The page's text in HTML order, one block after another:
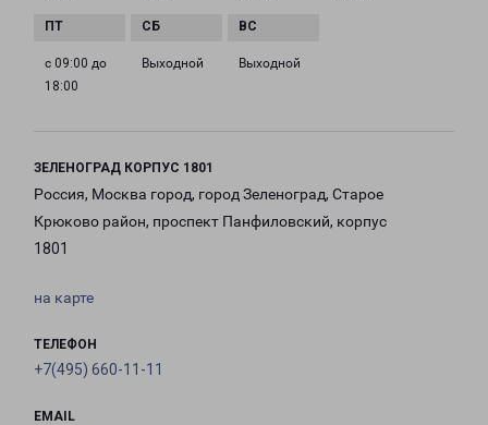
с 09:00 до
18:00
Выходной Выходной
ЗЕЛЕНОГРАД КОРПУС 1801
Россия, Москва город, город Зеленоград, Старое
Крюково район, проспект Панфиловский, корпус
1801
на карте
ТЕЛЕФОН
+7(495) 660-11-11
EMAIL